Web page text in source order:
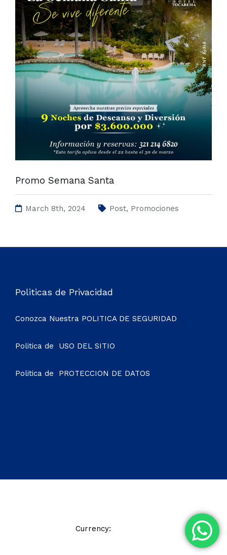
Promo Semana Santa
March 8th, 2024 Post, Promociones
Politicas de Privacidad
Conozca Nuestra POLITICA DE SEGURIDAD
Politica de USO DEL SITIO
Politica de PROTECCION DE DATOS
Currency: